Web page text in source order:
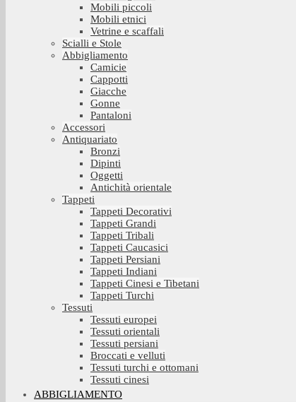
Mobili piccoli
Mobili etnici
Vetrine e scaffali
Scialli e Stole
Abbigliamento
Camicie
Cappotti
Giacche
Gonne
Pantaloni
Accessori
Antiquariato
Bronzi
Dipinti
Oggetti
Antichità orientale
Tappeti
Tappeti Decorativi
Tappeti Grandi
Tappeti Tribali
Tappeti Caucasici
Tappeti Persiani
Tappeti Indiani
Tappeti Cinesi e Tibetani
Tappeti Turchi
Tessuti
Tessuti europei
Tessuti orientali
Tessuti persiani
Broccati e velluti
Tessuti turchi e ottomani
Tessuti cinesi
ABBIGLIAMENTO